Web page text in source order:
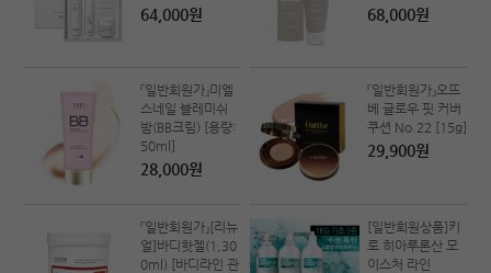
64,000원 68,000원
『일반회원가』미엘
스네일 블레미쉬
밤(BB크림) [용량:
50ml]
28,000원
『일반회원가』오뜨
베 글로우 핏 커버
쿠션 No.22 [15g]
29,900원
『일반회원가』[리뉴
얼]바디핫젤(1,30
0ml) [바디라인 관
[일반회원상품]키
로 히아루론산 모
이스처 라인